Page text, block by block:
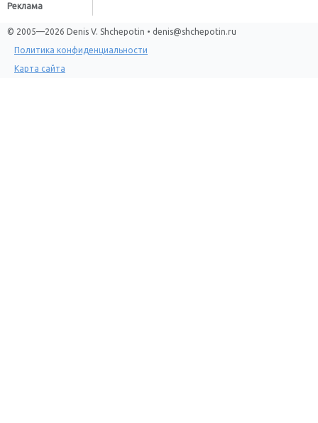
Реклама
© 2005—2026 Denis V. Shchepotin • denis@shchepotin.ru
Политика конфиденциальности
Карта сайта